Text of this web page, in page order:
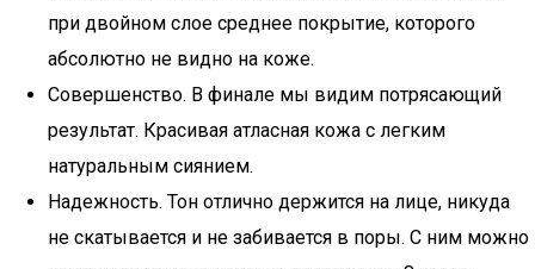
при двойном слое среднее покрытие, которого
абсолютно не видно на коже.
Совершенство. В финале мы видим потрясающий
результат. Красивая атласная кожа с легким
натуральным сиянием.
Надежность. Тон отлично держится на лице, никуда
не скатывается и не забивается в поры. С ним можно